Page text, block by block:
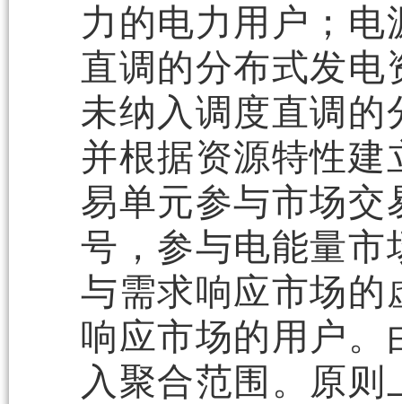
力的电力用户；
直调的分布式发
未纳入调度直调的
并根据资源特性
易单元参与市场交
号，参与电能量市
与需求响应市场的
响应市场的用户。
入聚合范围。原